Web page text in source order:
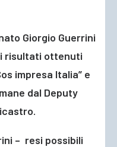
Giorgio Guerrini
risultati ottenuti
impresa Italia” e
dal Deputy
– resi possibili